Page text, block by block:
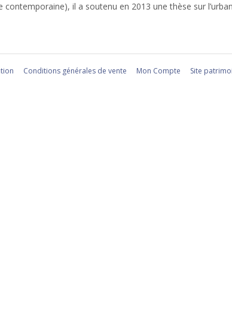
il a soutenu en 2013 une thèse sur
Conditions générales de vente Mon Compte Site